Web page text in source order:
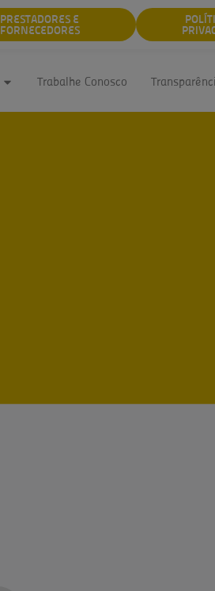
PRESTADORES E
FORNECEDORES
Trabalhe Conosco